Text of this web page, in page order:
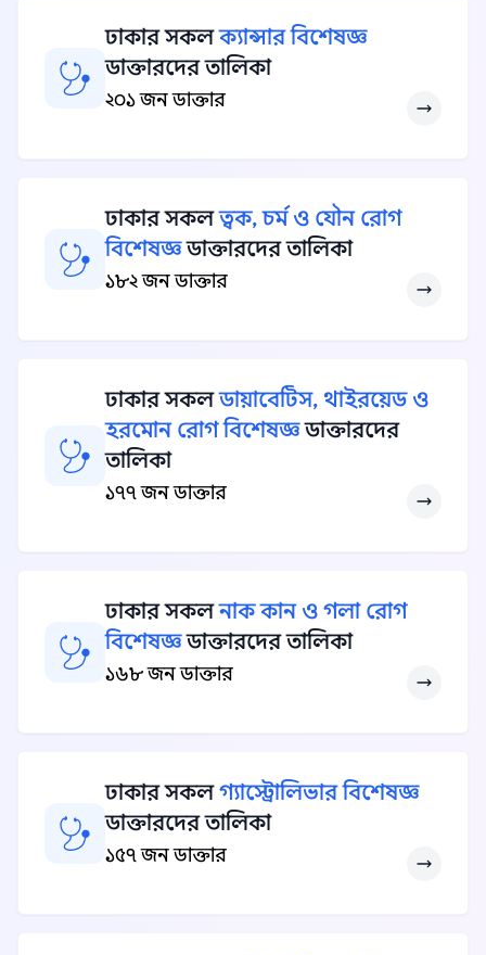
ঢাকার সকলক্যান্সার বিশেষজ্ঞ
ডাক্তারদের তালিকা
২০১ জন ডাক্তার
ঢাকার সকলত্বক, চর্ম ও যৌন রোগ
বিশেষজ্ঞডাক্তারদের তালিকা
১৮২ জন ডাক্তার
ঢাকার সকলডায়াবেটিস, থাইরয়েড ও
হরমোন রোগ বিশেষজ্ঞডাক্তারদের
তালিকা
১৭৭ জন ডাক্তার
ঢাকার সকলনাক কান ও গলা রোগ
বিশেষজ্ঞডাক্তারদের তালিকা
১৬৮ জন ডাক্তার
ঢাকার সকলগ্যাস্ট্রোলিভার বিশেষজ্ঞ
ডাক্তারদের তালিকা
১৫৭ জন ডাক্তার